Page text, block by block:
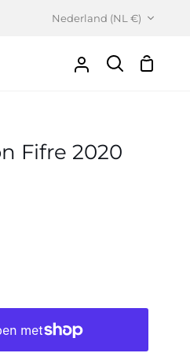
Valuta Nederland (NL €)
Uw
Zoeken
Fifre 2020